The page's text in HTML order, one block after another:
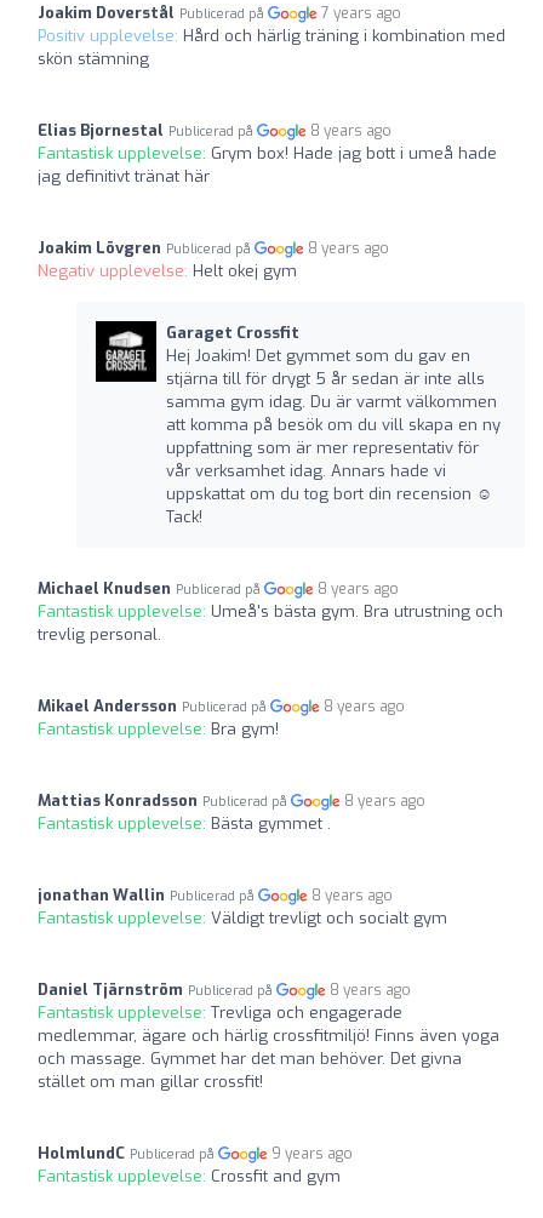
Joakim Doverstål Publicerad på 7 years ago
Positiv upplevelse: Hård och härlig träning i kombination med
skön stämning
Elias Bjornestal Publicerad på 8 years ago
Fantastisk upplevelse: Grym box! Hade jag bott i umeå hade
jag definitivt tränat här
Joakim Lövgren Publicerad på 8 years ago
Negativ upplevelse: Helt okej gym
Garaget Crossfit
Hej Joakim! Det gymmet som du gav en
stjärna till för drygt 5 år sedan är inte alls
samma gym idag. Du är varmt välkommen
att komma på besök om du vill skapa en ny
uppfattning som är mer representativ för
vår verksamhet idag. Annars hade vi
uppskattat om du tog bort din recension ☺️
Tack!
Michael Knudsen Publicerad på 8 years ago
Fantastisk upplevelse: Umeå's bästa gym. Bra utrustning och
trevlig personal.
Mikael Andersson Publicerad på 8 years ago
Fantastisk upplevelse: Bra gym!
Mattias Konradsson Publicerad på 8 years ago
Fantastisk upplevelse: Bästa gymmet .
jonathan Wallin Publicerad på 8 years ago
Fantastisk upplevelse: Väldigt trevligt och socialt gym
Daniel Tjärnström Publicerad på 8 years ago
Fantastisk upplevelse: Trevliga och engagerade
medlemmar, ägare och härlig crossfitmiljö! Finns även yoga
och massage. Gymmet har det man behöver. Det givna
stället om man gillar crossfit!
HolmlundC Publicerad på 9 years ago
Fantastisk upplevelse: Crossfit and gym